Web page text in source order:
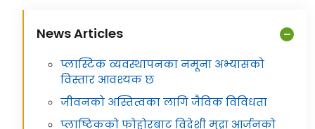
News Articles
प्लास्टिक व्यवस्थापनका नमूना अभ्यासको
विस्तार आवश्यक छ
जीवनको अस्तित्वका लागि जैविक विविधता
प्लाष्टिकको फोहोरबाट विदेशी मुद्रा आर्जनको